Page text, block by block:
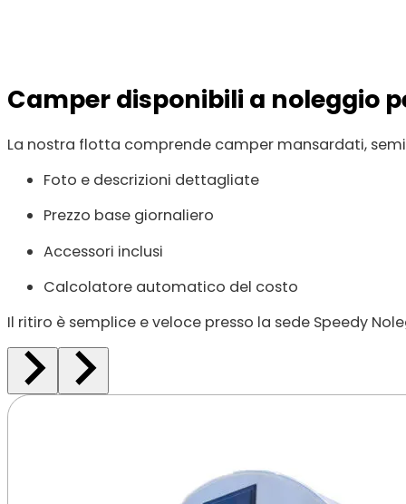
Camper disponibili a noleggio
La nostra flotta comprende camper mansardati,
Foto e descrizioni dettagliate
Prezzo base giornaliero
Accessori inclusi
Calcolatore automatico del costo
Il ritiro è semplice e veloce presso la sede Speedy